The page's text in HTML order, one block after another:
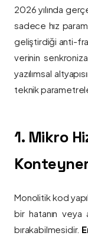
2026 yılında
sadece hız
geliştirdiği anti-
verinin
yazılımsal
teknik
1. Mikro
Monolitik kod
bir hatanın veya
bırakabilmesidir.